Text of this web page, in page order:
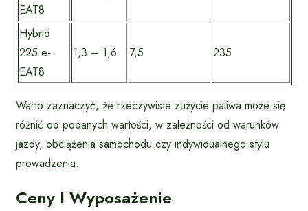
EAT8
Hybrid
225 e-
EAT8
1,3 – 1,6 7,5 235
Warto zaznaczyć, że rzeczywiste zużycie paliwa może się
różnić od podanych wartości, w zależności od warunków
jazdy, obciążenia samochodu czy indywidualnego stylu
prowadzenia.
Ceny I Wyposażenie